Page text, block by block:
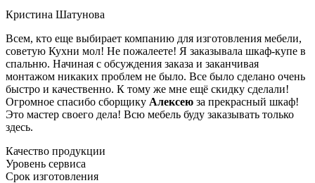
Кристина Шатунова
Всем, кто еще выбирает компанию для изготовления мебели,
советую Кухни мол! Не пожалеете! Я заказывала шкаф-купе в
спальню. Начиная с обсуждения заказа и заканчивая
монтажом никаких проблем не было. Все было сделано очень
быстро и качественно. К тому же мне ещё скидку сделали!
Огромное спасибо сборщику Алексею за прекрасный шкаф!
Это мастер своего дела! Всю мебель буду заказывать только
здесь.
Качество продукции
Уровень сервиса
Срок изготовления